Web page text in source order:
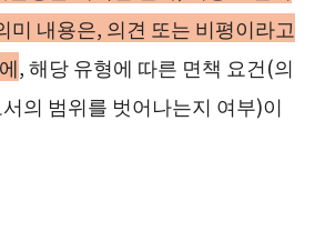
미 내용은, 의견 또는 비평이라고
, 해당 유형에 따른 면책 요건(의
의 범위를 벗어나는지 여부)이